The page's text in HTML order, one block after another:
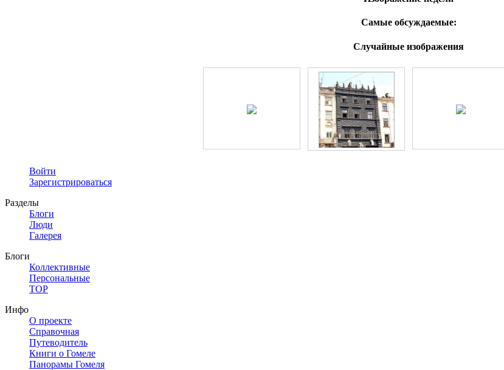
Самые обсуждаемые:
Случайные изображения
Войти
Зарегистрироваться
Разделы
Блоги
Люди
Галерея
Блоги
Коллективные
Персональные
TOP
Инфо
О проекте
Справочная
Путеводитель
Книги о Гомеле
Панорамы Гомеля